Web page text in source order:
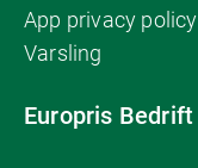
App privacy policy
Varsling
Europris Bedrift